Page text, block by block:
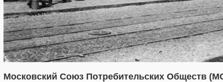
Московский Союз Потребительских Обществ
1,405,779 29,243
319,716 8,286
159,930 5,91613,198 520